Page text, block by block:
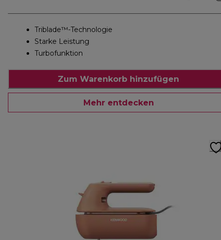
Triblade™-Technologie
Starke Leistung
Turbofunktion
Zum Warenkorb hinzufügen
Mehr entdecken